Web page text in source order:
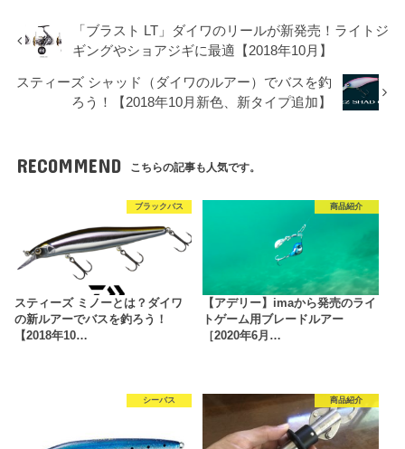
「ブラスト LT」ダイワのリールが新発売！ライトジ
ギングやショアジギに最適【2018年10月】
スティーズ シャッド（ダイワのルアー）でバスを釣
ろう！【2018年10月新色、新タイプ追加】
RECOMMEND こちらの記事も人気です。
ブラックバス
スティーズ ミノーとは？ダイワ
の新ルアーでバスを釣ろう！
【2018年10…
商品紹介
【アデリー】imaから発売のライ
トゲーム用ブレードルアー
［2020年6月…
シーバス 商品紹介